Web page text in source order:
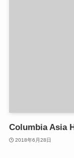
Columbia Asia
2018年6月28日